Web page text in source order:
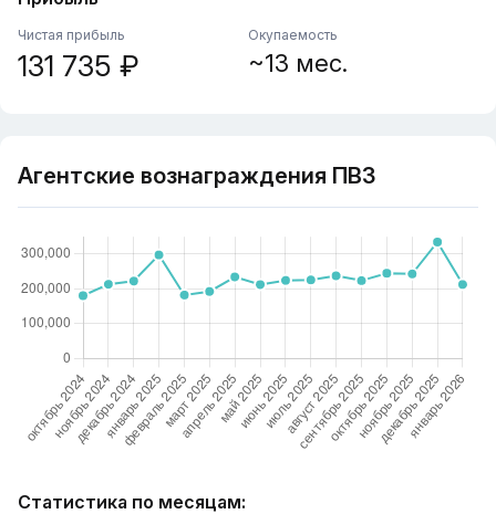
Чистая прибыль
131 735 ₽
Окупаемость
~13 мес.
Агентские вознаграждения ПВЗ
Статистика по месяцам: